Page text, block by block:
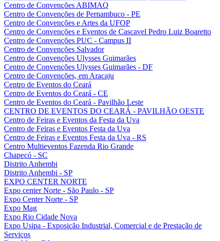
Centro de Convenções ABIMAQ
Centro de Convenções de Pernambuco - PE
Centro de Convenções e Artes da UFOP
Centro de Convenções e Eventos de Cascavel Pedro Luiz Boaretto
Centro de Convenções PUC - Campus II
Centro de Convenções Salvador
Centro de Convenções Ulysses Guimarães
Centro de Convenções Ulysses Guimarães - DF
Centro de Convenções, em Aracaju
Centro de Eventos do Ceará
Centro de Eventos do Ceará - CE
Centro de Eventos do Ceará - Pavilhão Leste
CENTRO DE EVENTOS DO CEARÁ - PAVILHÃO OESTE
Centro de Feiras e Eventos da Festa da Uva
Centro de Feiras e Eventos Festa da Uva
Centro de Feiras e Eventos Festa da Uva - RS
Centro Multieventos Fazenda Rio Grande
Chapecó - SC
Distrito Anhembi
Distrito Anhembi - SP
EXPO CENTER NORTE
Expo center Norte - São Paulo - SP
Expo Center Norte - SP
Expo Mag
Expo Rio Cidade Nova
Expo Usipa - Exposição Industrial, Comercial e de Prestação de
Serviços